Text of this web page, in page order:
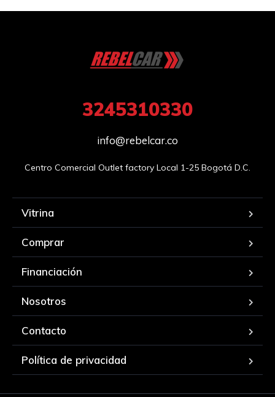
3245310330
info@rebelcar.co
Centro Comercial Outlet factory Local 1-25 Bogotá D.C.
Vitrina
Comprar
Financiación
Nosotros
Contacto
Política de privacidad